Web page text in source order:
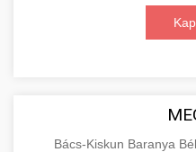
Bács-Kiskun Baranya